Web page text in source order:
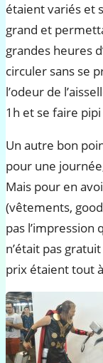
étaient variés et
grand et
grandes heures
circuler sans se
l’odeur de
1h et se faire
Un autre bon
pour une
Mais pour en
(vêtements,
pas
n’était pas
prix étaient tout